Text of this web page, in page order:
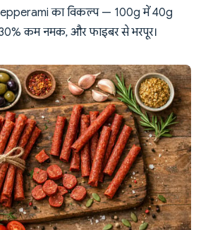
का विकल्प — 100g में 40g
30% कम नमक, और फाइबर से भरपूर।